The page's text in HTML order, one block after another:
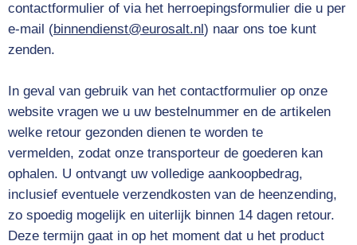
contactformulier of via het herroepingsformulier die u per
e-mail (binnendienst@eurosalt.nl) naar ons toe kunt
zenden.
In geval van gebruik van het contactformulier op onze
website vragen we u uw bestelnummer en de artikelen
welke retour gezonden dienen te worden te
vermelden, zodat onze transporteur de goederen kan
ophalen. U ontvangt uw volledige aankoopbedrag,
inclusief eventuele verzendkosten van de heenzending,
zo spoedig mogelijk en uiterlijk binnen 14 dagen retour.
Deze termijn gaat in op het moment dat u het product